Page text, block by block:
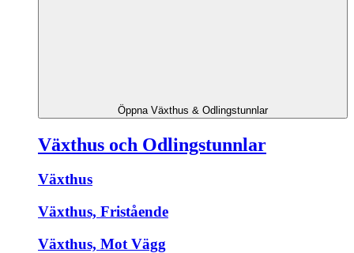
Öppna Växthus & Odlingstunnlar
Växthus och Odlingstunnlar
Växthus
Växthus, Fristående
Växthus, Mot Vägg